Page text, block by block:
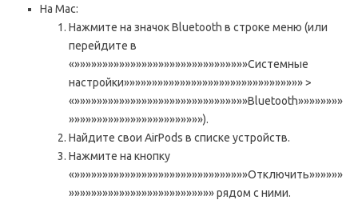
На Mac:
Нажмите на значок Bluetooth в строке меню (или
перейдите в
«»»»»»»»»»»»»»»»»»»»»»»»»»»»»»»»Системные
настройки»»»»»»»»»»»»»»»»»»»»»»»»»»»»»»»» >
«»»»»»»»»»»»»»»»»»»»»»»»»»»»»»»»Bluetooth»»»»»»»»
»»»»»»»»»»»»»»»»»»»»»»»»).
Найдите свои AirPods в списке устройств.
Нажмите на кнопку
«»»»»»»»»»»»»»»»»»»»»»»»»»»»»»»»Отключить»»»»»»
»»»»»»»»»»»»»»»»»»»»»»»»»» рядом с ними.